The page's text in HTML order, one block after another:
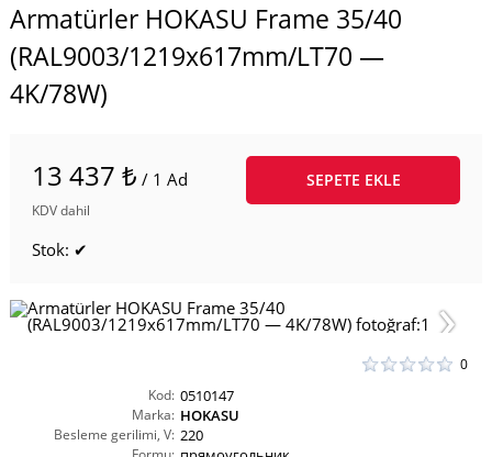
Armatürler HOKASU Frame 35/40
(RAL9003/1219x617mm/LT70 —
4K/78W)
13 437 ₺ / 1 Ad
KDV dahil
SEPETE EKLE
Stok: ✔
0
Kod: 0510147
Marka: HOKASU
Besleme gerilimi, V: 220